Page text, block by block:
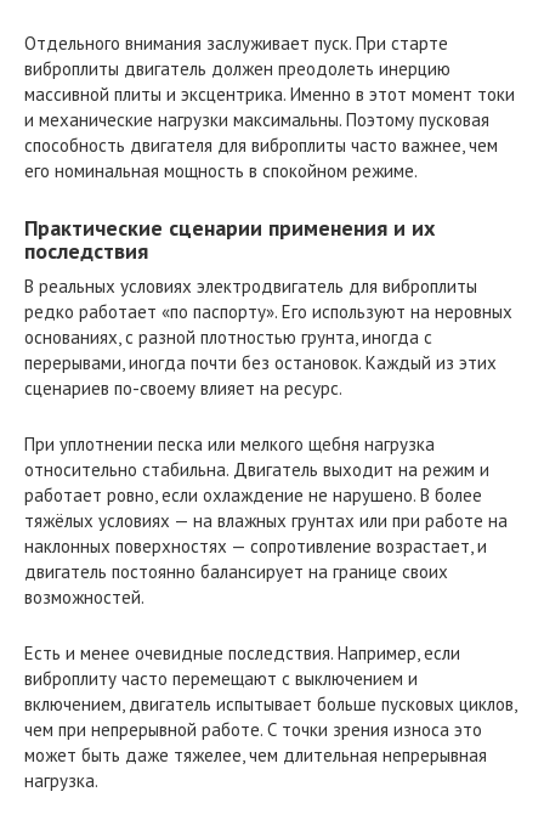
Отдельного внимания заслуживает пуск. При старте
виброплиты двигатель должен преодолеть инерцию
массивной плиты и эксцентрика. Именно в этот момент токи
и механические нагрузки максимальны. Поэтому пусковая
способность двигателя для виброплиты часто важнее, чем
его номинальная мощность в спокойном режиме.
Практические сценарии применения и их
последствия
В реальных условиях электродвигатель для виброплиты
редко работает «по паспорту». Его используют на неровных
основаниях, с разной плотностью грунта, иногда с
перерывами, иногда почти без остановок. Каждый из этих
сценариев по-своему влияет на ресурс.
При уплотнении песка или мелкого щебня нагрузка
относительно стабильна. Двигатель выходит на режим и
работает ровно, если охлаждение не нарушено. В более
тяжёлых условиях — на влажных грунтах или при работе на
наклонных поверхностях — сопротивление возрастает, и
двигатель постоянно балансирует на границе своих
возможностей.
Есть и менее очевидные последствия. Например, если
виброплиту часто перемещают с выключением и
включением, двигатель испытывает больше пусковых циклов,
чем при непрерывной работе. С точки зрения износа это
может быть даже тяжелее, чем длительная непрерывная
нагрузка.